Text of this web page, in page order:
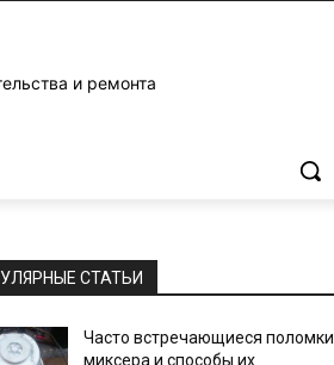
и ремонта
СТАТЬИ
Часто встречающиеся поломки
миксера и способы их